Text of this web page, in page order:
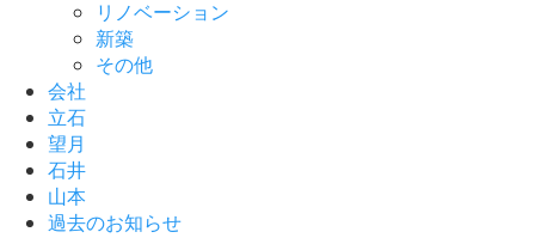
リノベーション
新築
その他
会社
立石
望月
石井
山本
過去のお知らせ